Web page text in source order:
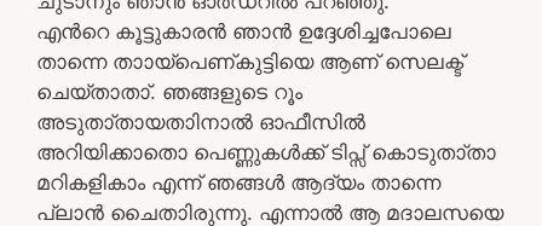
എന്‍റെ കൂട്ടുകാരൻ ഞാൻ ഉദ്ദേശിച്ചപോലെ
താന്നെ താായ്‌പെണ്കുട്ടിയെ ആണ് സെലക്ട്
ചെയ്താതാ്. ഞങ്ങളുടെ റൂം
അടുതാ്തായതാിനാൽ ഓഫീസിൽ
അറിയിക്കാതാെ പെണ്ണുകൾക്ക് ടിപ്സ് കൊടുതാ്താ
മറികളികാം എന്ന് ഞങ്ങൾ ആദ്യം താന്നെ
പ്ലാൻ ചൈതാിരുന്നു. എന്നാൽ ആ മദാലസയെ